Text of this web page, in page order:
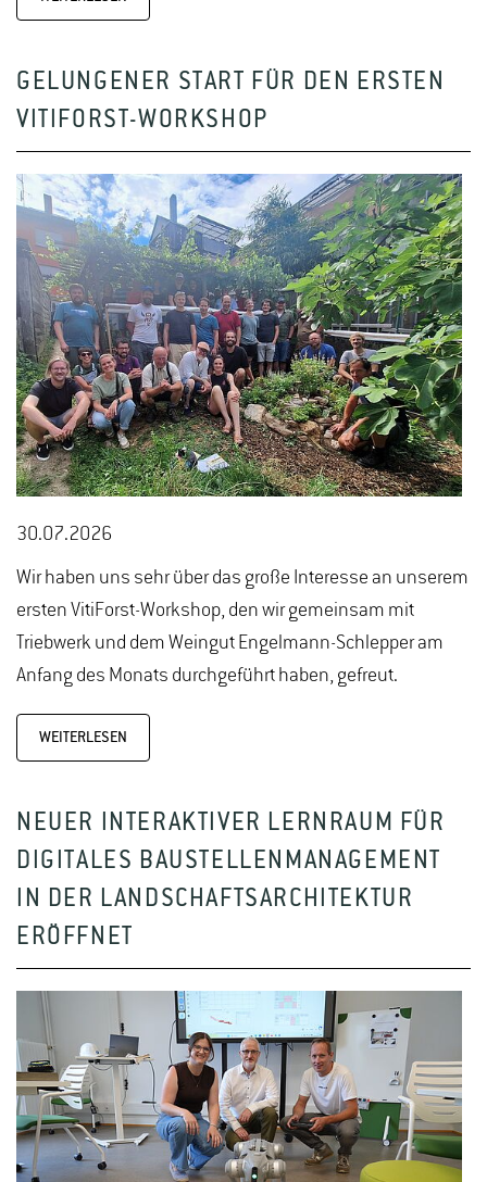
GELUNGENER START FÜR DEN ERSTEN
VITIFORST-WORKSHOP
30.07.2026
Wir haben uns sehr über das große Interesse an unserem
ersten VitiForst-Workshop, den wir gemeinsam mit
Triebwerk und dem Weingut Engelmann-Schlepper am
Anfang des Monats durchgeführt haben, gefreut.
WEITERLESEN
NEUER INTERAKTIVER LERNRAUM FÜR
DIGITALES BAUSTELLENMANAGEMENT
IN DER LANDSCHAFTSARCHITEKTUR
ERÖFFNET